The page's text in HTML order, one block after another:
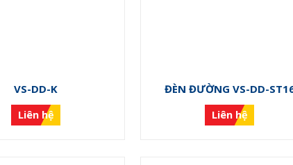
VS-DD-K
Liên hệ
ĐÈN ĐƯỜNG VS-DD-
Liên hệ